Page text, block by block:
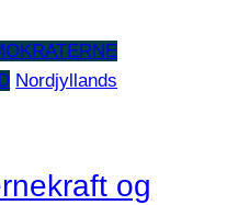
Nordjyllands
og